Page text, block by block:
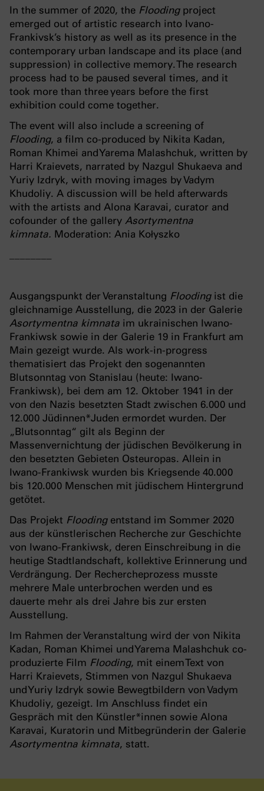
In the summer of 2020, the Floodingproject
emerged out of artistic research into Ivano-
Frankivsk’s history as well as its presence in the
contemporary urban landscape and its place (and
suppression) in collective memory. The research
process had to be paused several times, and it
took more than three years before the first
exhibition could come together.
The event will also include a screening of
Flooding, a film co-produced by Nikita Kadan,
Roman Khimei and Yarema Malashchuk, written by
Harri Kraievets, narrated by Nazgul Shukaeva and
Yuriy Izdryk, with moving images by Vadym
Khudoliy. A discussion will be held afterwards
with the artists and Alona Karavai, curator and
cofounder of the gallery Asortymentna
kimnata. Moderation: Ania Kołyszko
Ausgangspunkt der Veranstaltung Floodingist die
gleichnamige Ausstellung, die 2023 in der Galerie
Asortymentna kimnata im ukrainischen Iwano-
Frankiwsk sowie in der Galerie 19 in Frankfurt am
Main gezeigt wurde. Als work-in-progress
thematisiert das Projekt den sogenannten
Blutsonntag von Stanislau (heute: Iwano-
Frankiwsk), bei dem am 12. Oktober 1941 in der
von den Nazis besetzten Stadt zwischen 6.000 und
12.000 Jüdinnen*Juden ermordet wurden. Der
„Blutsonntag“ gilt als Beginn der
Massenvernichtung der jüdischen Bevölkerung in
den besetzten Gebieten Osteuropas. Allein in
Iwano-Frankiwsk wurden bis Kriegsende 40.000
bis 120.000 Menschen mit jüdischem Hintergrund
getötet.
Das Projekt Floodingentstand im Sommer 2020
aus der künstlerischen Recherche zur Geschichte
von Iwano-Frankiwsk, deren Einschreibung in die
heutige Stadtlandschaft, kollektive Erinnerung und
Verdrängung. Der Rechercheprozess musste
mehrere Male unterbrochen werden und es
dauerte mehr als drei Jahre bis zur ersten
Ausstellung.
Im Rahmen der Veranstaltung wird der von Nikita
Kadan, Roman Khimei und Yarema Malashchuk co-
produzierte Film Flooding, mit einem Text von
Harri Kraievets, Stimmen von Nazgul Shukaeva
und Yuriy Izdryk sowie Bewegtbildern von Vadym
Khudoliy, gezeigt. Im Anschluss findet ein
Gespräch mit den Künstler*innen sowie Alona
Karavai, Kuratorin und Mitbegründerin der Galerie
Asortymentna kimnata, statt.